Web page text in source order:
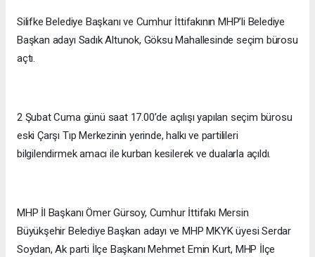
Silifke Belediye Başkanı ve Cumhur İttifakının MHP’li Belediye
Başkan adayı Sadık Altunok, Göksu Mahallesinde seçim bürosu
açtı.
2 Şubat Cuma günü saat 17.00’de açılışı yapılan seçim bürosu
eski Çarşı Tıp Merkezinin yerinde, halkı ve partilileri
bilgilendirmek amacı ile kurban kesilerek ve dualarla açıldı.
MHP İl Başkanı Ömer Gürsoy, Cumhur İttifakı Mersin
Büyükşehir Belediye Başkan adayı ve MHP MKYK üyesi Serdar
Soydan, Ak parti İlçe Başkanı Mehmet Emin Kurt, MHP İlçe